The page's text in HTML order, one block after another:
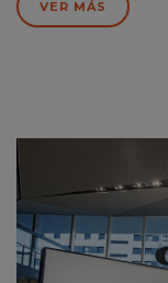
VER MÁS